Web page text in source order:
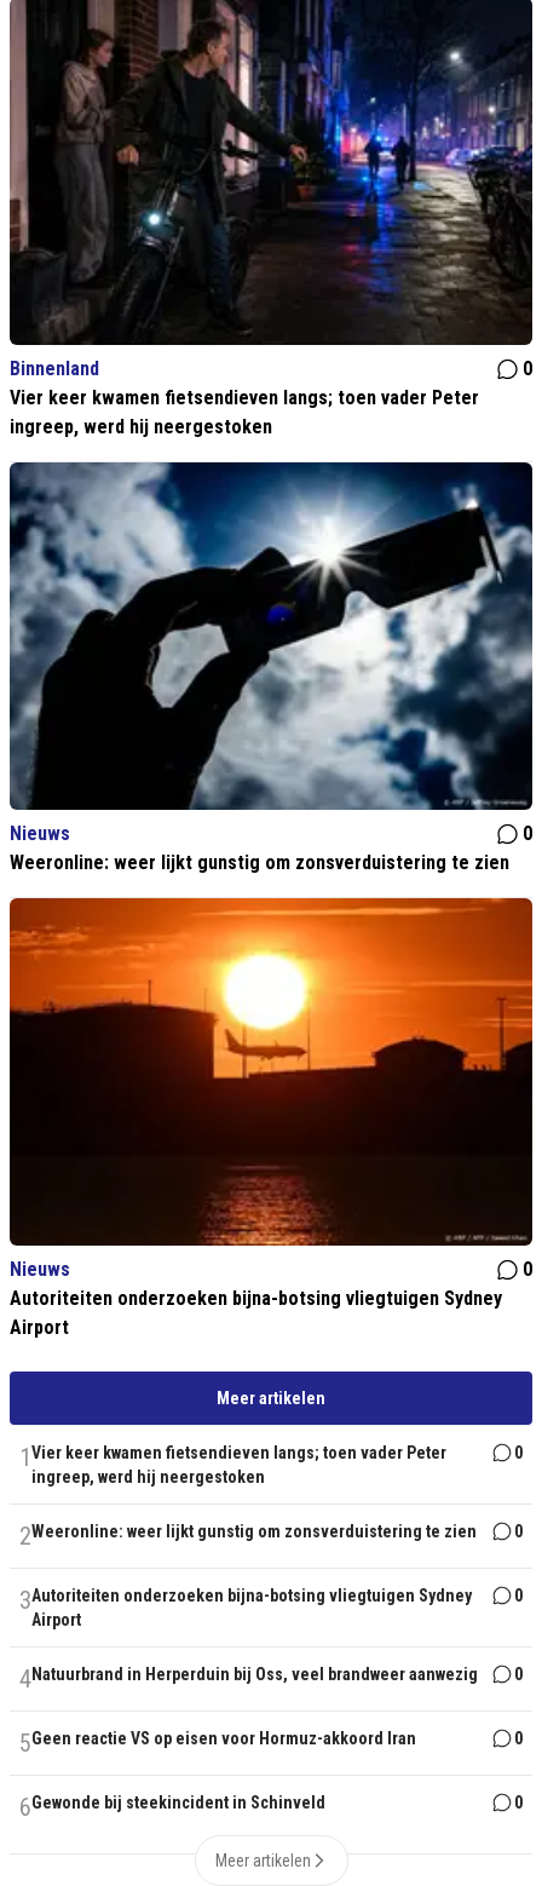
Binnenland
0
Vier keer kwamen fietsendieven langs; toen vader Peter
ingreep, werd hij neergestoken
Nieuws
0
Weeronline: weer lijkt gunstig om zonsverduistering te zien
Nieuws
0
Autoriteiten onderzoeken bijna-botsing vliegtuigen Sydney
Airport
Meer artikelen
1Vier keer kwamen fietsendieven langs; toen vader Peter
ingreep, werd hij neergestoken
0
2Weeronline: weer lijkt gunstig om zonsverduistering te zien 0
3Autoriteiten onderzoeken bijna-botsing vliegtuigen Sydney
Airport
0
4Natuurbrand in Herperduin bij Oss, veel brandweer aanwezig 0
5Geen reactie VS op eisen voor Hormuz-akkoord Iran 0
6Gewonde bij steekincident in Schinveld 0
Meer artikelen